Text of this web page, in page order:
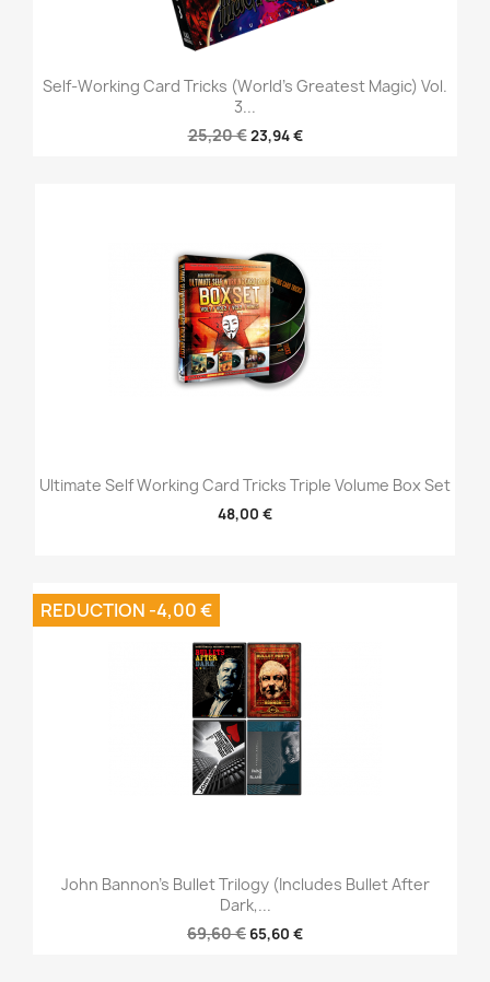
Self-Working Card Tricks (World's Greatest Magic) Vol.
3...
25,20 €23,94 €
Ultimate Self Working Card Tricks Triple Volume Box Set
48,00 €
John Bannon's Bullet Trilogy (Includes Bullet After
Dark,...
69,60 € 65,60 €
REDUCTION -4,00 €